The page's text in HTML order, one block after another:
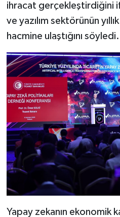
ihracat gerçekleştirdiğini
ve yazılım sektörünün
hacmine ulaştığını söyledi.
Yapay zekanın ekonomik